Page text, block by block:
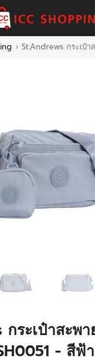
ระเป๋าสะพ
- สีฟ้า